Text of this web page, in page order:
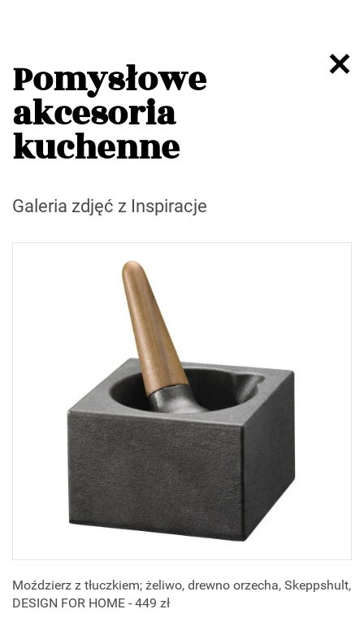
Pomysłowe
akcesoria
kuchenne
Galeria zdjęć z Inspiracje
Moździerz z tłuczkiem; żeliwo, drewno orzecha, Skeppshult,
DESIGN FOR HOME - 449 zł